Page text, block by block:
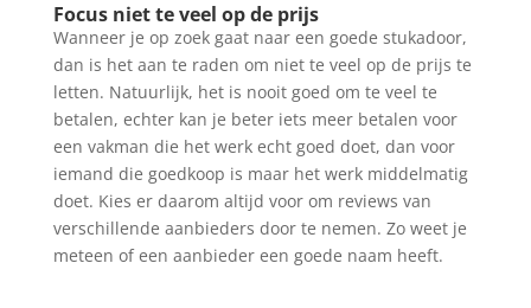
Focus niet te veel op de prijs
Wanneer je op zoek gaat naar een goede stukadoor,
dan is het aan te raden om niet te veel op de prijs te
letten. Natuurlijk, het is nooit goed om te veel te
betalen, echter kan je beter iets meer betalen voor
een vakman die het werk echt goed doet, dan voor
iemand die goedkoop is maar het werk middelmatig
doet. Kies er daarom altijd voor om reviews van
verschillende aanbieders door te nemen. Zo weet je
meteen of een aanbieder een goede naam heeft.